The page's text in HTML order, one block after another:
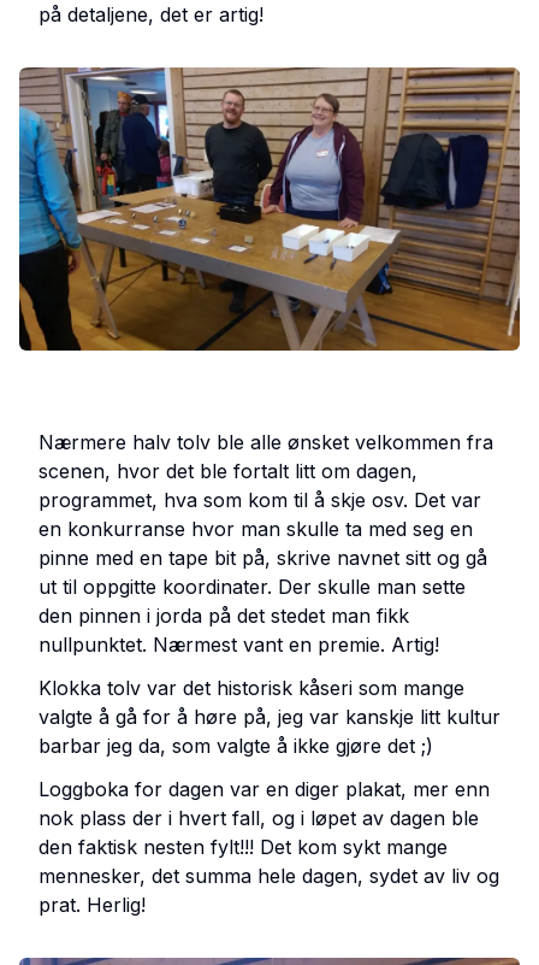
på detaljene, det er artig!
Nærmere halv tolv ble alle ønsket velkommen fra
scenen, hvor det ble fortalt litt om dagen,
programmet, hva som kom til å skje osv. Det var
en konkurranse hvor man skulle ta med seg en
pinne med en tape bit på, skrive navnet sitt og gå
ut til oppgitte koordinater. Der skulle man sette
den pinnen i jorda på det stedet man fikk
nullpunktet. Nærmest vant en premie. Artig!
Klokka tolv var det historisk kåseri som mange
valgte å gå for å høre på, jeg var kanskje litt kultur
barbar jeg da, som valgte å ikke gjøre det ;)
Loggboka for dagen var en diger plakat, mer enn
nok plass der i hvert fall, og i løpet av dagen ble
den faktisk nesten fylt!!! Det kom sykt mange
mennesker, det summa hele dagen, sydet av liv og
prat. Herlig!